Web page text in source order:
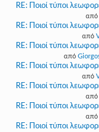
RE: Ποιοί τύποι
από
RE: Ποιοί τύποι
από
RE: Ποιοί τύποι
από
RE: Ποιοί τύποι
από
RE: Ποιοί τύποι
από
RE: Ποιοί τύποι
από
RE: Ποιοί τύποι